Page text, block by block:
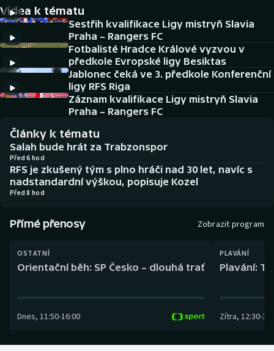
Cyklistika
DALŠÍ SPORTY
Americký fotbal
Baseball a softbal
Basketbal
Biatlon
Box
Curling
Florbal
Futsal
NEPŘEHLÉDNĚTE
Historické návraty
Aplikace ČT sport
Videa k tématu
Sestřih kvalifikace Ligy mistryň Slavia
Praha – Rangers FC
Fotbalisté Hradce Králové vyzvou v
předkole Evropské ligy Besiktas
Jablonec čeká ve 3. předkole Konferenční
ligy RFS Riga
Záznam kvalifikace Ligy mistryň Slavia
Praha – Rangers FC
Články k tématu
Salah bude hrát za Trabzonspor
Před 6 hod
RFS je zkušený tým s plno hráči nad 30 let, navíc s
nadstandardní výškou, popisuje Kozel
Před 8 hod
Přímé přenosy Zobrazit program
OSTATNÍ
Orientační běh: SP Česko – dlouhá trať
Dnes, 11:50-16:00
PLAVÁNÍ
Plavání:
Zítra, 12:30-